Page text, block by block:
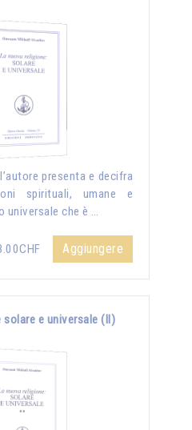
presenta e decifra
spirituali, umane e
universale che è …
Aggiungere
solare e universale (II)